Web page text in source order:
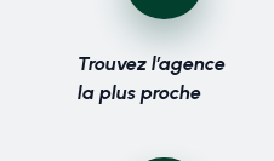
Trouvez l’agence
la plus proche